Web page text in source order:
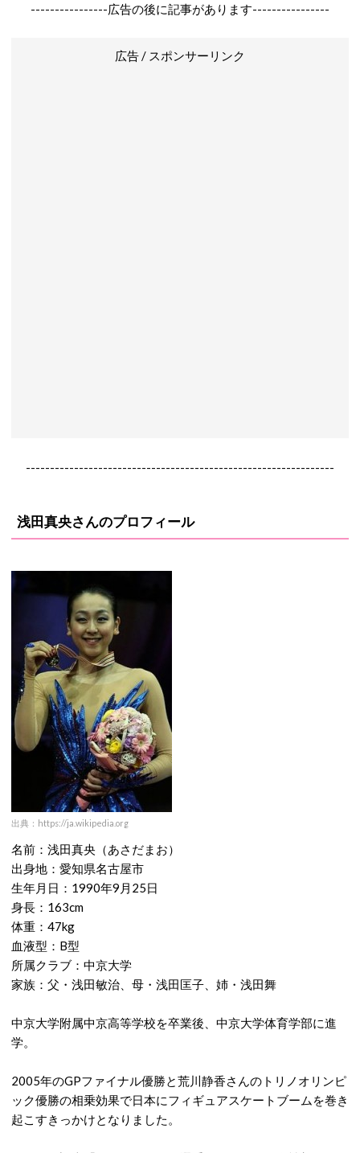
----------------広告の後に記事があります----------------
広告 / スポンサーリンク
----------------------------------------------------------------
浅田真央さんのプロフィール
出典：https://ja.wikipedia.org
名前：浅田真央（あさだまお）
出身地：愛知県名古屋市
生年月日：1990年9月25日
身長：163cm
体重：47kg
血液型：B型
所属クラブ：中京大学
家族：父・浅田敏治、母・浅田匡子、姉・浅田舞
中京大学附属中京高等学校を卒業後、中京大学体育学部に進
学。
2005年のGPファイナル優勝と荒川静香さんのトリノオリンピ
ック優勝の相乗効果で日本にフィギュアスケートブームを巻き
起こすきっかけとなりました。